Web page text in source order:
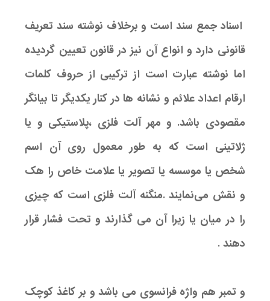
اسناد جمع سند است و برخلاف نوشته سند تعریف
قانونی دارد و انواع آن نیز در قانون تعیین گردیده
اما نوشته عبارت است از ترکیبی از حروف کلمات
ارقام اعداد علائم و نشانه ها در کنار یکدیگر تا بیانگر
مقصودی باشد. و مهر آلت فلزی ،پلاستیکی و یا
ژلاتینی است که به طور معمول روی آن اسم
شخص یا موسسه یا تصویر یا علامت خاص را هک
و نقش می‌نمایند .منگنه آلت فلزی است که چیزی
را در میان یا زیرا آن می گذارند و تحت فشار قرار
دهند .
و تمبر هم واژه فرانسوی می باشد و بر کاغذ کوچک